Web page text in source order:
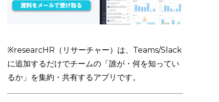
※researcHR（リサーチャー）は、Teams/Slack
に追加するだけでチームの「誰が・何を知ってい
るか」を集約・共有するアプリです。